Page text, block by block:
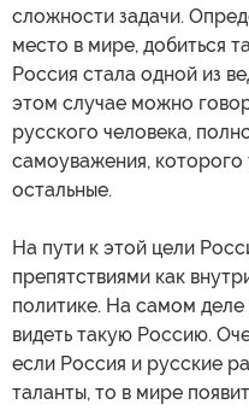
сложности задачи.
место в мире, добиться
Россия стала одной из
этом случае можно
русского человека,
самоуважения,
остальные.
На пути к этой цели
препятствиями как
политике. На самом
видеть такую Россию.
если Россия и русские
таланты, то в мире